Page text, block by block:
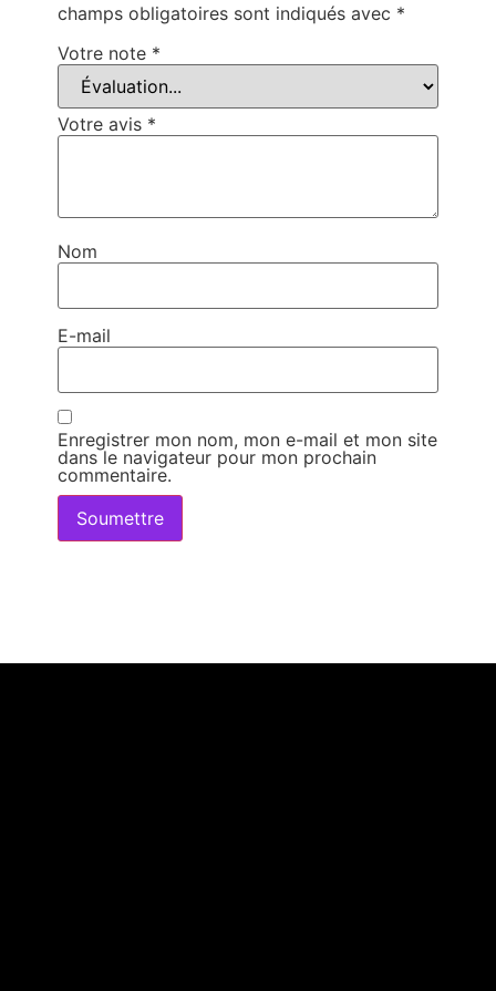
champs obligatoires sont indiqués avec *
Votre note *
Votre avis *
Nom
E-mail
Enregistrer mon nom, mon e-mail et mon site
dans le navigateur pour mon prochain
commentaire.